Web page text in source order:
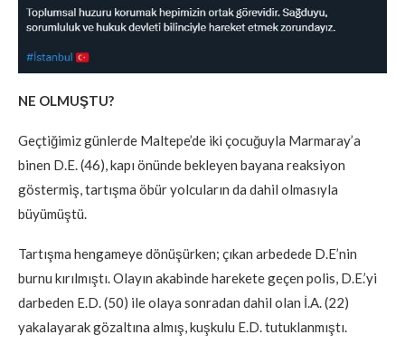
NE OLMUŞTU?
Geçtiğimiz günlerde Maltepe’de iki çocuğuyla Marmaray’a
binen D.E. (46), kapı önünde bekleyen bayana reaksiyon
göstermiş, tartışma öbür yolcuların da dahil olmasıyla
büyümüştü.
Tartışma hengameye dönüşürken; çıkan arbedede D.E’nin
burnu kırılmıştı. Olayın akabinde harekete geçen polis, D.E.’yi
darbeden E.D. (50) ile olaya sonradan dahil olan İ.A. (22)
yakalayarak gözaltına almış, kuşkulu E.D. tutuklanmıştı.